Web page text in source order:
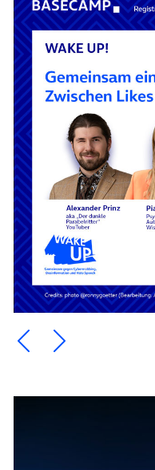
Ein Element zurück
Ein Element